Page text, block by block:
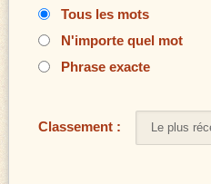
Tous les mots
N'importe quel mot
Phrase exacte
Classement :